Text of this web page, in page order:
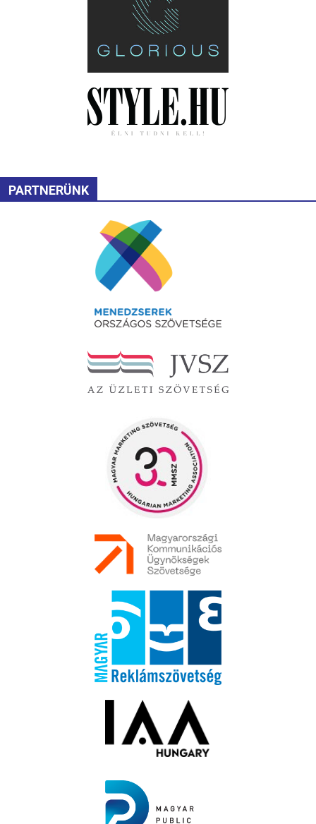
PARTNERÜNK